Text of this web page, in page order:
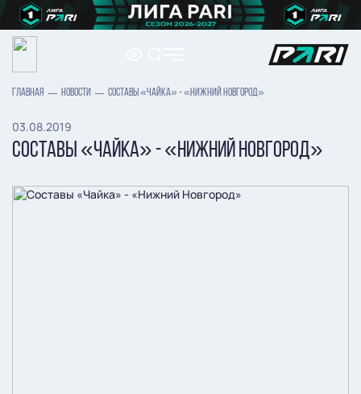
ГЛАВНАЯ НОВОСТИ СОСТАВЫ «ЧАЙКА» - «НИЖНИЙ НОВГОРОД»
03.08.2019
СОСТАВЫ «ЧАЙКА» - «НИЖНИЙ НОВГОРОД»